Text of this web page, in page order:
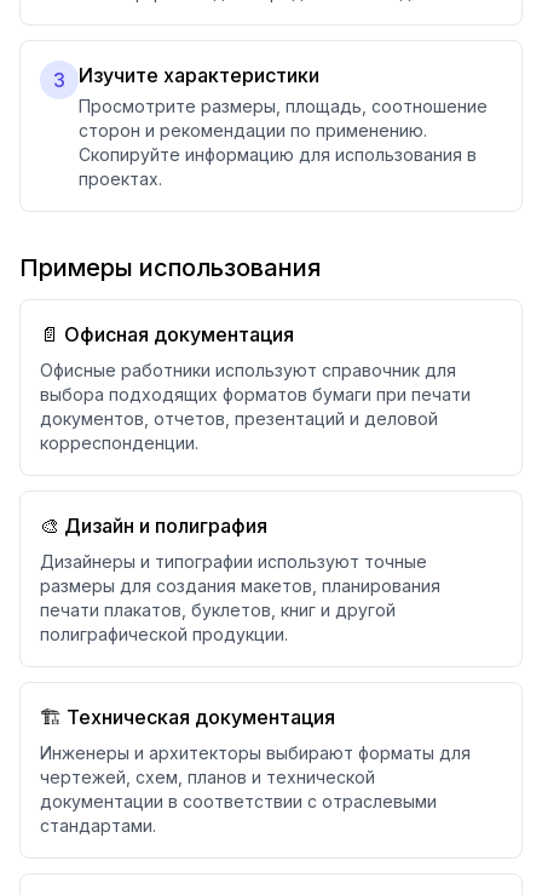
3 Изучите характеристики
Просмотрите размеры, площадь, соотношение
сторон и рекомендации по применению.
Скопируйте информацию для использования в
проектах.
Примеры использования
📄 Офисная документация
Офисные работники используют справочник для
выбора подходящих форматов бумаги при печати
документов, отчетов, презентаций и деловой
корреспонденции.
🎨 Дизайн и полиграфия
Дизайнеры и типографии используют точные
размеры для создания макетов, планирования
печати плакатов, буклетов, книг и другой
полиграфической продукции.
🏗️ Техническая документация
Инженеры и архитекторы выбирают форматы для
чертежей, схем, планов и технической
документации в соответствии с отраслевыми
стандартами.